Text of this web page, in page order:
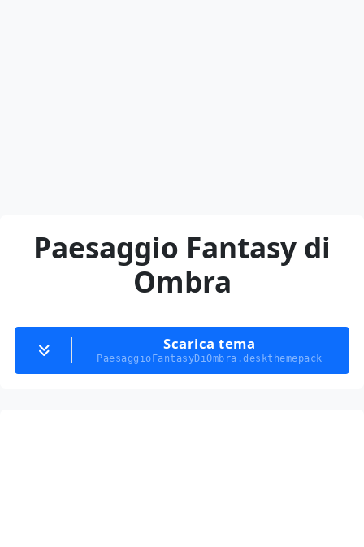
Paesaggio Fantasy di
Ombra
Scarica tema
PaesaggioFantasyDiOmbra.deskthemepack